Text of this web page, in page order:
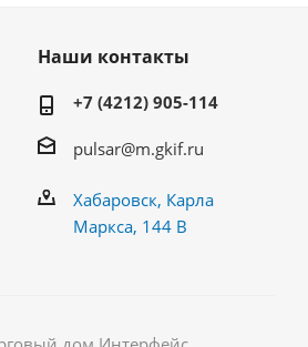
Наши контакты
+7 (4212) 905-114
pulsar@m.gkif.ru
Хабаровск, Карла
Маркса, 144 В